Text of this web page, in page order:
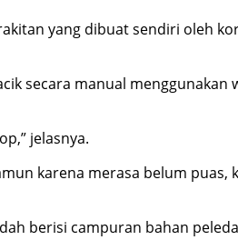
yang dibuat sendiri oleh
secara manual
jelasnya.
karena merasa belum
berisi campuran bahan